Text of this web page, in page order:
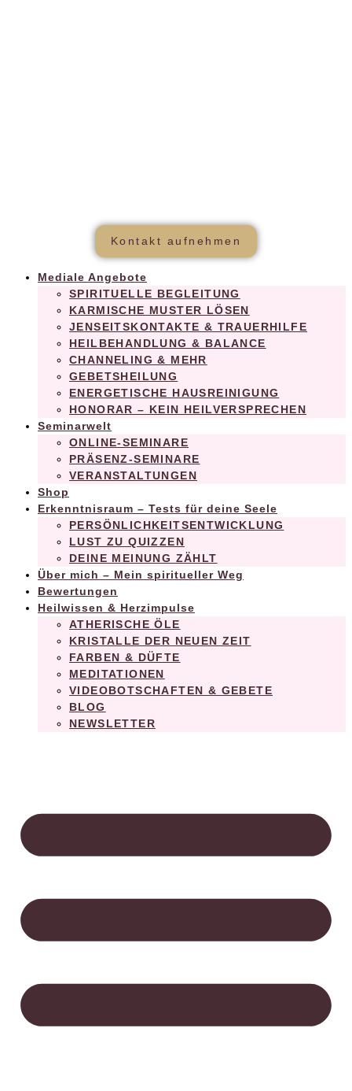
Kontakt aufnehmen
Mediale Angebote
SPIRITUELLE BEGLEITUNG
KARMISCHE MUSTER LÖSEN
JENSEITSKONTAKTE & TRAUERHILFE
HEILBEHANDLUNG & BALANCE
CHANNELING & MEHR
GEBETSHEILUNG
ENERGETISCHE HAUSREINIGUNG
HONORAR – KEIN HEILVERSPRECHEN
Seminarwelt
ONLINE-SEMINARE
PRÄSENZ-SEMINARE
VERANSTALTUNGEN
Shop
Erkenntnisraum – Tests für deine Seele
PERSÖNLICHKEITSENTWICKLUNG
LUST ZU QUIZZEN
DEINE MEINUNG ZÄHLT
Über mich – Mein spiritueller Weg
Bewertungen
Heilwissen & Herzimpulse
ATHERISCHE ÖLE
KRISTALLE DER NEUEN ZEIT
FARBEN & DÜFTE
MEDITATIONEN
VIDEOBOTSCHAFTEN & GEBETE
BLOG
NEWSLETTER